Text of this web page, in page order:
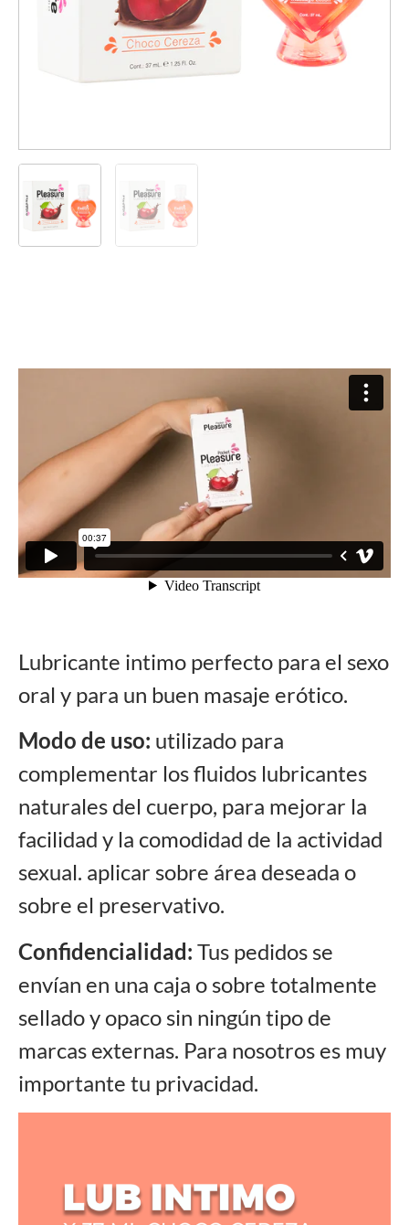
Lubricante intimo perfecto para el sexo
oral y para un buen masaje erótico.
Modo de uso: utilizado para
complementar los fluidos lubricantes
naturales del cuerpo, para mejorar la
facilidad y la comodidad de la actividad
sexual. aplicar sobre área deseada o
sobre el preservativo.
Confidencialidad: Tus pedidos se
envían en una caja o sobre totalmente
sellado y opaco sin ningún tipo de
marcas externas. Para nosotros es muy
importante tu privacidad.